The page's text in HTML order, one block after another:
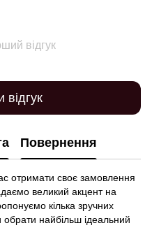
відгук
відгук
Повернення
отримати своє замовлення
великий акцент на
кілька зручних
найбільш ідеальний